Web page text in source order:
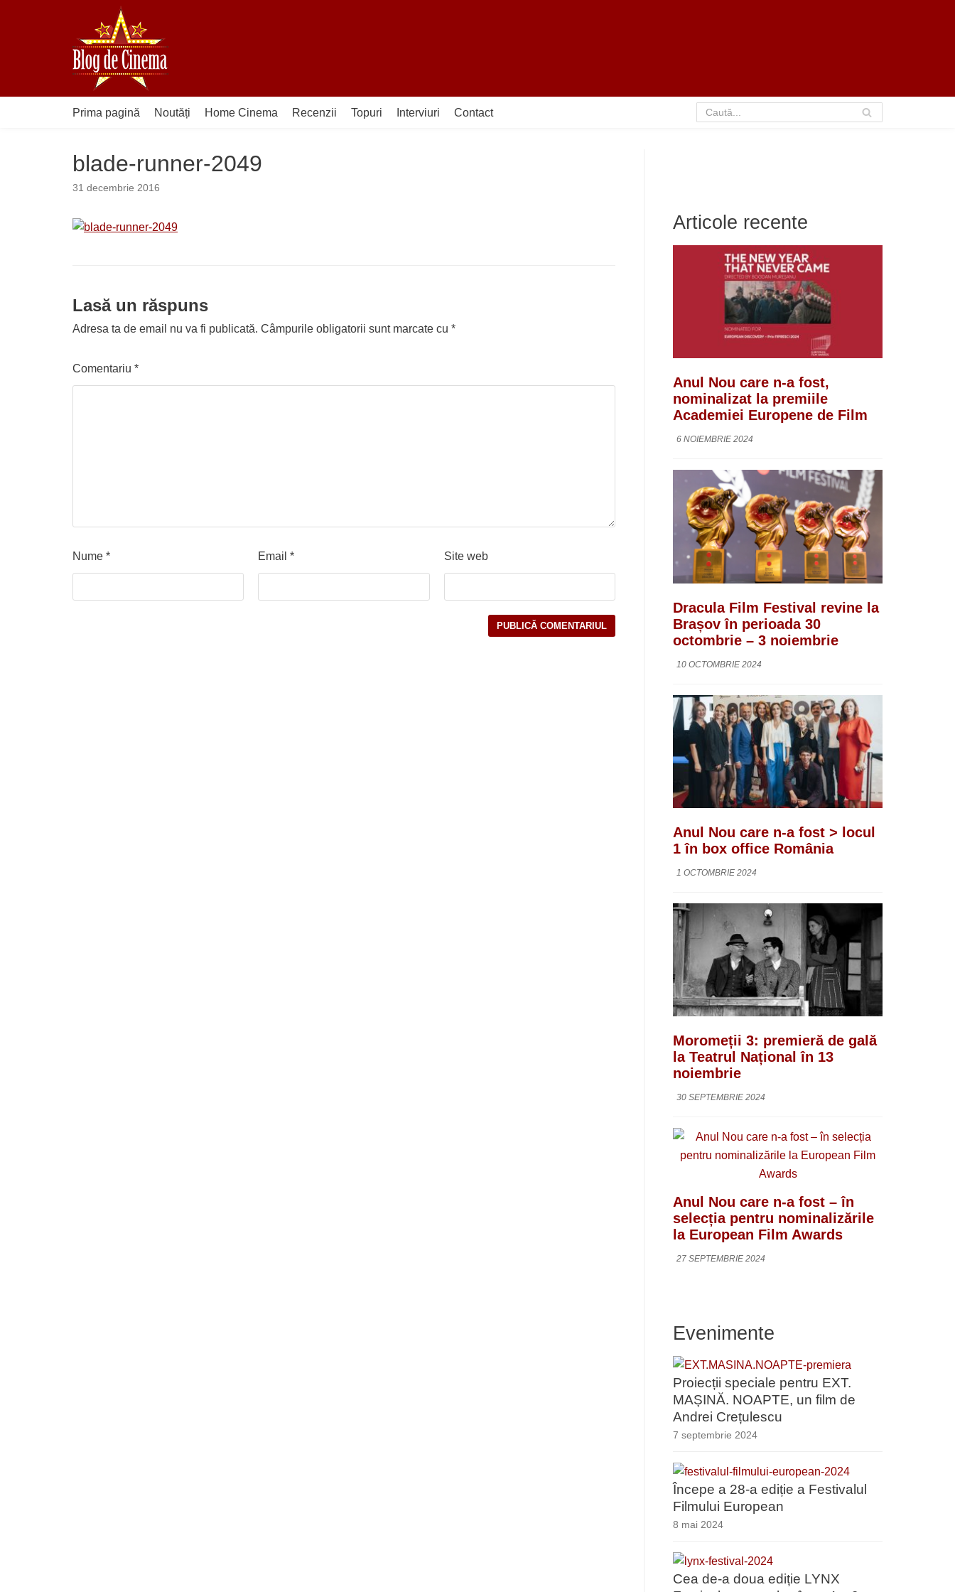
Prima pagină Noutăți Home Cinema Recenzii Topuri Interviuri Contact
blade-runner-2049
31 decembrie 2016
Lasă un răspuns
Adresa ta de email nu va fi publicată. Câmpurile obligatorii sunt marcate cu *
Comentariu *
Nume * Email* Site web
Articole recente
Anul Nou care n-a fost,
nominalizat la premiile
Academiei Europene de Film
6 NOIEMBRIE 2024
Dracula Film Festival revine la
Brașov în perioada 30
octombrie – 3 noiembrie
10 OCTOMBRIE 2024
Anul Nou care n-a fost > locul
1 în box office România
1 OCTOMBRIE 2024
Moromeții 3: premieră de gală
la Teatrul Național în 13
noiembrie
30 SEPTEMBRIE 2024
Anul Nou care n-a fost – în
selecția pentru nominalizările
la European Film Awards
27 SEPTEMBRIE 2024
Evenimente
Proiecții speciale pentru EXT.
MAȘINĂ. NOAPTE, un film de
Andrei Crețulescu
7 septembrie 2024
Începe a 28-a ediție a Festivalul
Filmului European
8 mai 2024
Cea de-a doua ediție LYNX